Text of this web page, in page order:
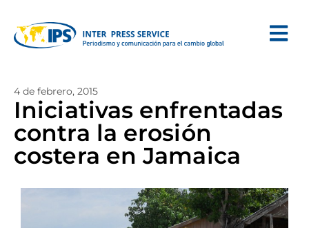
4 de febrero, 2015
Iniciativas enfrentadas
contra la erosión
costera en Jamaica